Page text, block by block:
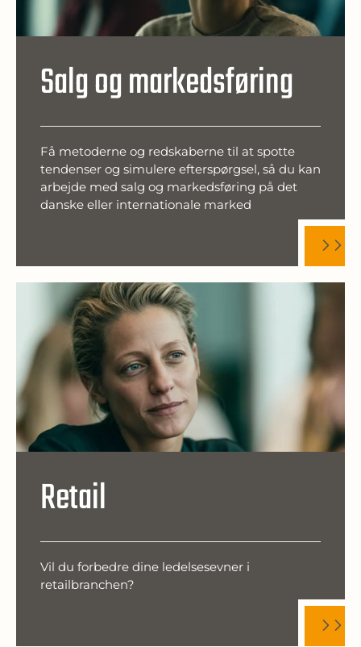
Salg og markedsføring
Få metoderne og redskaberne til at spotte
tendenser og simulere efterspørgsel, så du kan
arbejde med salg og markedsføring på det
danske eller internationale marked
Retail
Vil du forbedre dine ledelsesevner i
retailbranchen?